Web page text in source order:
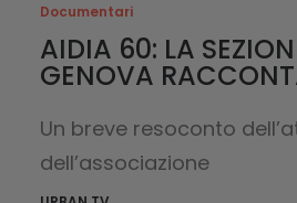
Documentari
AIDIA 60: LA
GENOVA
Un breve resoconto
dell’associazione